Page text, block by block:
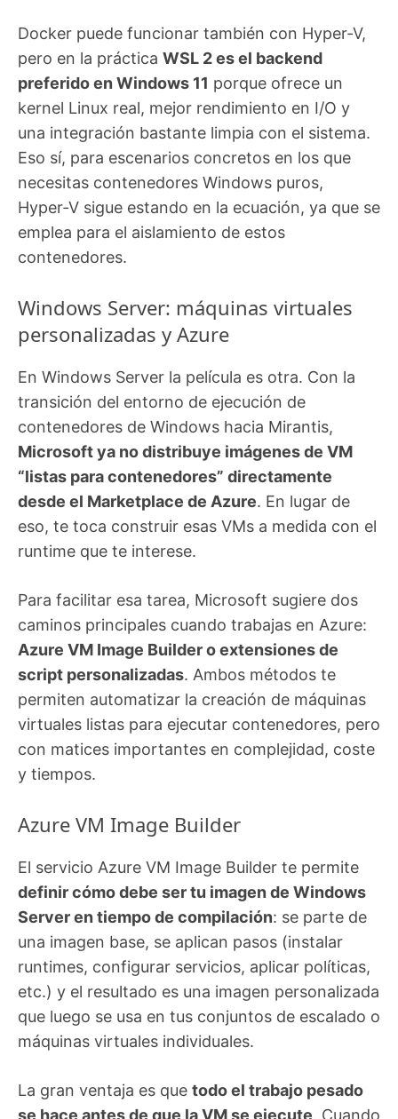
Docker puede funcionar también con Hyper‑V,
pero en la práctica WSL 2 es el backend
preferido en Windows 11 porque ofrece un
kernel Linux real, mejor rendimiento en I/O y
una integración bastante limpia con el sistema.
Eso sí, para escenarios concretos en los que
necesitas contenedores Windows puros,
Hyper‑V sigue estando en la ecuación, ya que se
emplea para el aislamiento de estos
contenedores.
Windows Server: máquinas virtuales
personalizadas y Azure
En Windows Server la película es otra. Con la
transición del entorno de ejecución de
contenedores de Windows hacia Mirantis,
Microsoft ya no distribuye imágenes de VM
“listas para contenedores” directamente
desde el Marketplace de Azure. En lugar de
eso, te toca construir esas VMs a medida con el
runtime que te interese.
Para facilitar esa tarea, Microsoft sugiere dos
caminos principales cuando trabajas en Azure:
Azure VM Image Builder o extensiones de
script personalizadas. Ambos métodos te
permiten automatizar la creación de máquinas
virtuales listas para ejecutar contenedores, pero
con matices importantes en complejidad, coste
y tiempos.
Azure VM Image Builder
El servicio Azure VM Image Builder te permite
definir cómo debe ser tu imagen de Windows
Server en tiempo de compilación: se parte de
una imagen base, se aplican pasos (instalar
runtimes, configurar servicios, aplicar políticas,
etc.) y el resultado es una imagen personalizada
que luego se usa en tus conjuntos de escalado o
máquinas virtuales individuales.
La gran ventaja es que todo el trabajo pesado
se hace antes de que la VM se ejecute . Cuando